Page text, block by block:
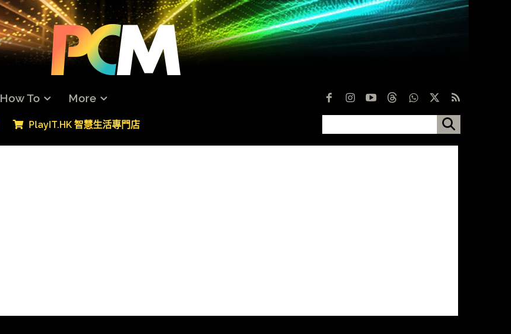
How To More
PlayIT.HK 智慧生活專門店